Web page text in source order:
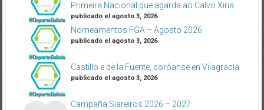
Primeira Nacional que agarda ao Calvo Xiria
publicado el agosto 3, 2026
Nomeamentos FGA – Agosto 2026
publicado el agosto 3, 2026
Castillo e de la Fuente, coróanse en Vilagracía
publicado el agosto 3, 2026
Campaña Siareiros 2026 – 2027